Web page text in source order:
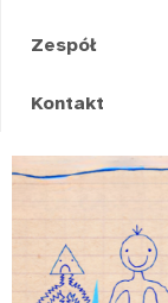
Zespół
Kontakt